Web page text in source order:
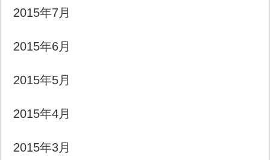
2015年7月
2015年6月
2015年5月
2015年4月
2015年3月